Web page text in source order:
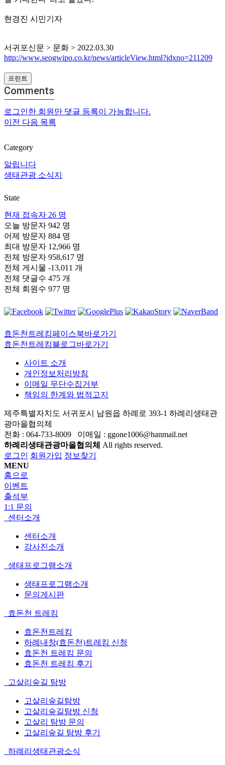
현경진 시민기자
서귀포신문 > 문화 > 2022.03.30
http://www.seogwipo.co.kr/news/articleView.html?idxno=211209
프린트
Comments
로그인한 회원만 댓글 등록이 가능합니다.
이전 다음 목록
Category
알립니다
생태관광 소식지
State
현재 접속자 26 명
오늘 방문자 942 명
어제 방문자 884 명
최대 방문자 12,966 명
전체 방문자 958,617 명
전체 게시물 -13,011 개
전체 댓글수 475 개
전체 회원수 977 명
효돈천트레킹페이스북바로가기
효돈천트레킹블로그바로가기
사이트 소개
개인정보처리방침
이메일 무단수집거부
책임의 한계와 법적고지
제주특별자치도 서귀포시 남원읍 하례로 393-1 하례리생태관
광마을협의체
전화 : 064-733-8009 이메일 : ggone1006@hanmail.net
하례리생태관광마을협의체 All rights reserved.
로그인 회원가입 정보찾기
MENU
홈으로
이벤트
출석부
1:1 문의
센터소개
센터소개
강사진소개
생태프로그램소개
생태프로그램소개
문의게시판
효돈천 트레킹
효돈천트레킹
하례내창(효돈천)트레킹 신청
효돈천 트레킹 문의
효돈천 트레킹 후기
고살리숲길 탐방
고살리숲길탐방
고살리숲길탐방 신청
고살리 탐방 문의
고살리숲길 탐방 후기
하례리생태관광소식